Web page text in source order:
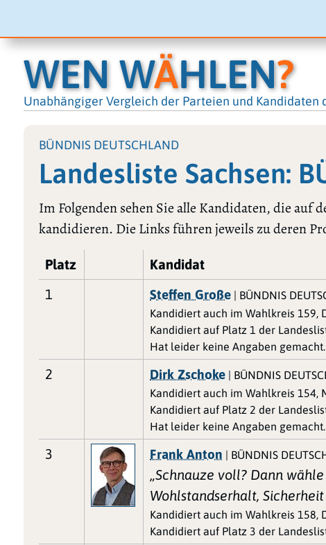
WEN WÄHLEN?
Unabhängiger Vergleich der Parteien und Kandidaten
BÜNDNIS DEUTSCHLAND
Landesliste Sachsen:
Im Folgenden sehen Sie alle Kandidaten, die auf
kandidieren. Die Links führen jeweils zu deren
Platz
Kandidat
1
Steffen Große | BÜNDNIS
Kandidiert auch im Wahlkreis 159,
Kandidiert auf Platz 1 der
Hat leider keine Angaben gemacht.
2 Dirk Zschoke | BÜNDNIS
Kandidiert auch im Wahlkreis 154,
Kandidiert auf Platz 2 der
Hat leider keine Angaben gemacht.
3 Frank Anton | BÜNDNIS
„Schnauze voll? Dann
Wohlstandserhalt,
Kandidiert auch im Wahlkreis 158,
Kandidiert auf Platz 3 der